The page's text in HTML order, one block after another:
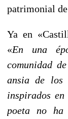
patrimonial
Ya en
«En una
comunidad
ansia de los
inspirados
poeta no ha